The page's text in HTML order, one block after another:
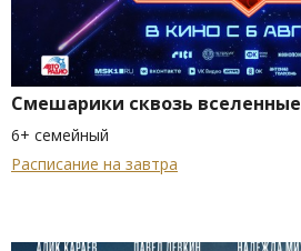
Смешарики сквозь вселенные
6+ семейный
Расписание на завтра